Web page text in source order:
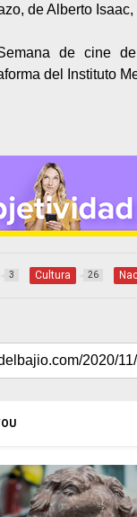
de Alberto Isaac,
de cine
del Instituto
3 Cultura 26